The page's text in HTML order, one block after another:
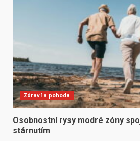
Zdraví a pohoda
Osobnostní rysy modré zóny
stárnutím